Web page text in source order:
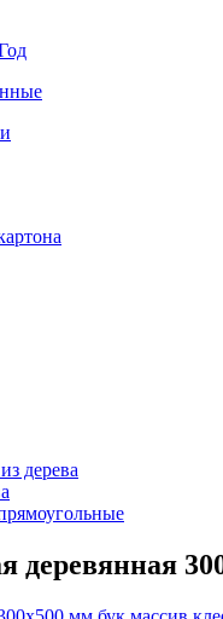
дерева
деревянная